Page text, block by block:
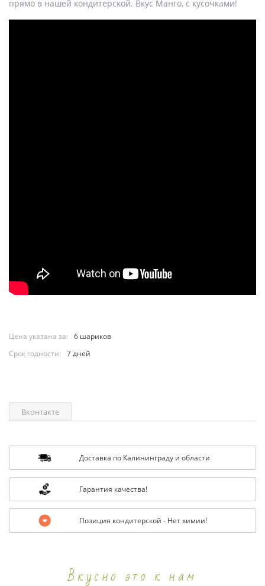
прямо в нашей кондитерской. Вкус Манго, с кусочками!
Цена указана за:
6 шариков
Срок годности:
7 дней
Вконтакте
Доставка по Калининграду и области
Гарантия качества!
Позиция кондитерской - Нет химии!
Вкусно это к нам